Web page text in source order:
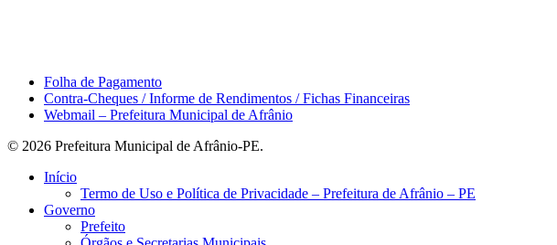
Folha de Pagamento
Contra-Cheques / Informe de Rendimentos / Fichas Financeiras
Webmail – Prefeitura Municipal de Afrânio
© 2026 Prefeitura Municipal de Afrânio-PE.
Close
Início
Termo de Uso e Política de Privacidade – Prefeitura de Afrânio – PE
Governo
Prefeito